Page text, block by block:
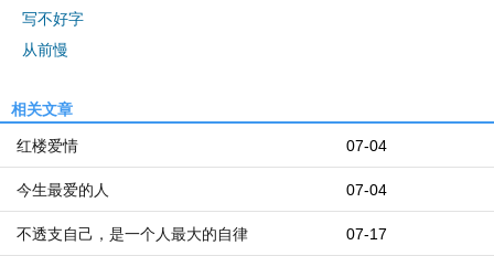
写不好字
从前慢
相关文章
07-04
红楼爱情
07-04
今生最爱的人
07-17
不透支自己，是一个人最大的自律